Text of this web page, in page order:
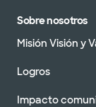
Sobre nosotros
Misión Visión y
Logros
Impacto